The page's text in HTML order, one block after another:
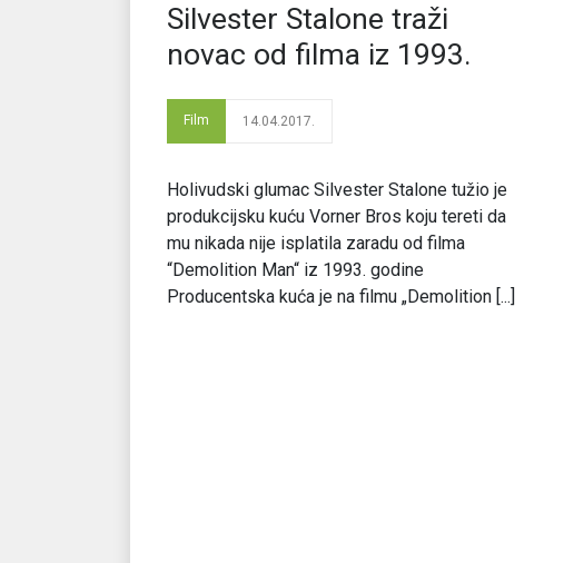
Silvester Stalone traži
novac od filma iz 1993.
Film 14.04.2017.
Holivudski glumac Silvester Stalone tužio je
produkcijsku kuću Vorner Bros koju tereti da
mu nikada nije isplatila zaradu od filma
“Demolition Man“ iz 1993. godine
Producentska kuća je na filmu „Demolition [...]